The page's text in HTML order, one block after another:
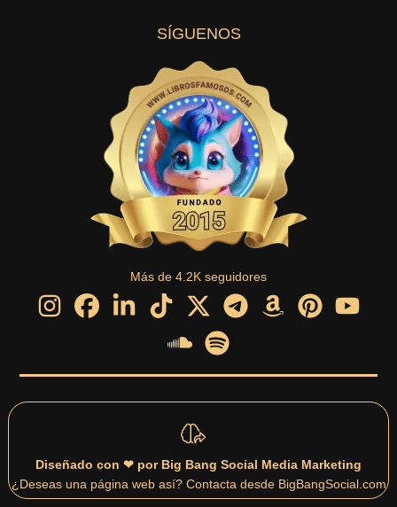
SÍGUENOS
Más de 4.2K seguidores
Diseñado con ❤ por Big Bang Social Media Marketing
¿Deseas una página web así? Contacta desde BigBangSocial.com